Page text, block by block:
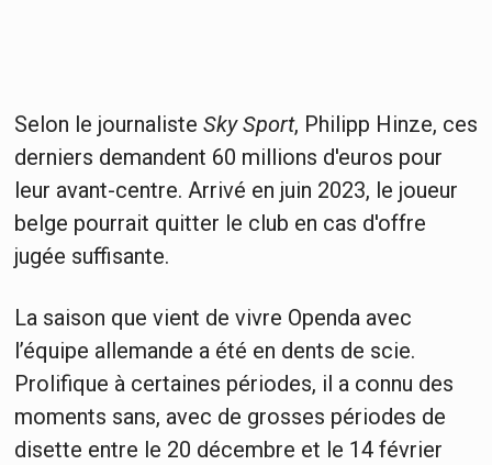
Selon le journaliste Sky Sport, Philipp Hinze, ces
derniers demandent 60 millions d'euros pour
leur avant-centre. Arrivé en juin 2023, le joueur
belge pourrait quitter le club en cas d'offre
jugée suffisante.
La saison que vient de vivre Openda avec
l’équipe allemande a été en dents de scie.
Prolifique à certaines périodes, il a connu des
moments sans, avec de grosses périodes de
disette entre le 20 décembre et le 14 février